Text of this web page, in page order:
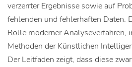
verzerrter Ergebnisse sowie auf
fehlenden und fehlerhaften Daten.
Rolle moderner Analyseverfahren,
Methoden der Künstlichen
Der Leitfaden zeigt, dass diese